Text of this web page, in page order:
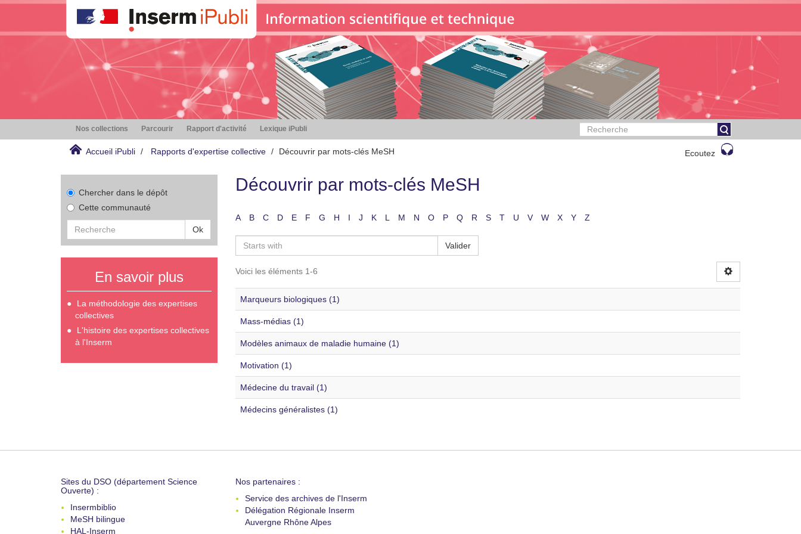
Nos collections Parcourir Rapport d'activité Lexique iPubli
Accueil iPubli Rapports d'expertise collective Découvrir par mots-clés MeSH Ecoutez
Chercher dans le dépôt
Cette communauté
Ok
En savoir plus
La méthodologie des expertises
collectives
L'histoire des expertises collectives
à l'Inserm
Découvrir par mots-clés MeSH
A B C D E F G H I J K L M N O P Q R S T U V W X Y Z
Valider
Voici les éléments 1-6
Marqueurs biologiques (1)
Mass-médias (1)
Modèles animaux de maladie humaine (1)
Motivation (1)
Médecine du travail (1)
Médecins généralistes (1)
Sites du DSO (département Science
Ouverte) :
Insermbiblio
MeSH bilingue
HAL-Inserm
Nos partenaires :
Service des archives de l'Inserm
Délégation Régionale Inserm
Auvergne Rhône Alpes